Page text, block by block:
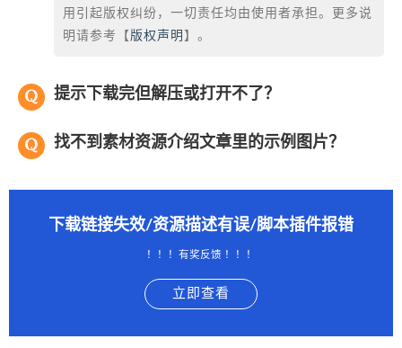
用引起版权纠纷，一切责任均由使用者承担。更多说
明请参考【 版权声明 】。
提示下载完但解压或打开不了？
找不到素材资源介绍文章里的示例图片？
下载链接失效/资源描述有误/脚本插件报错
！！！有奖反馈 ！！！
立即查看